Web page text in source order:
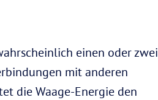
einen oder zwei
mit anderen
die Waage-Energie den